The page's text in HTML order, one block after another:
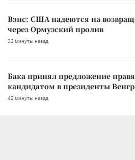
Вэнс: США надеются на
через Ормузский пролив
32 минуты назад
Бака принял предложение
кандидатом в президенты
42 минуты назад